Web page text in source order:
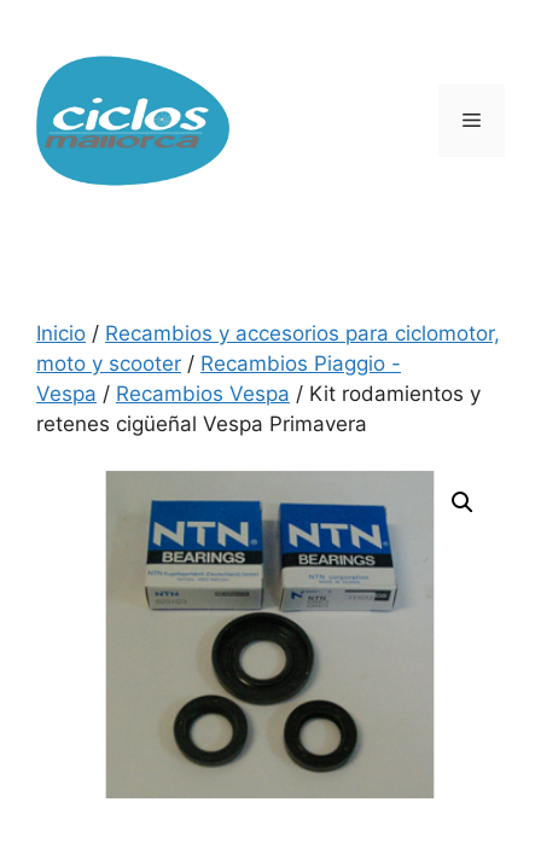
contenido
Menú
Inicio / Recambios y accesorios para ciclomotor,
moto y scooter / Recambios Piaggio -
Vespa / Recambios Vespa / Kit rodamientos y
retenes cigüeñal Vespa Primavera